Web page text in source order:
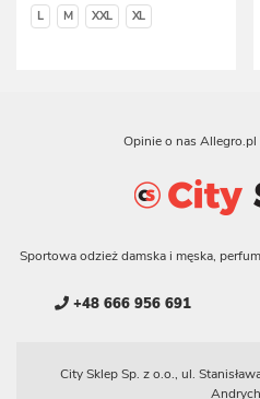
L M XXL XL
Opinie o nas Allegro.pl
Sportowa odzież damska i męska,
+48 666 956 691
City Sklep Sp. z o.o., ul.